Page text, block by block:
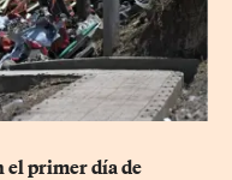
el primer día de